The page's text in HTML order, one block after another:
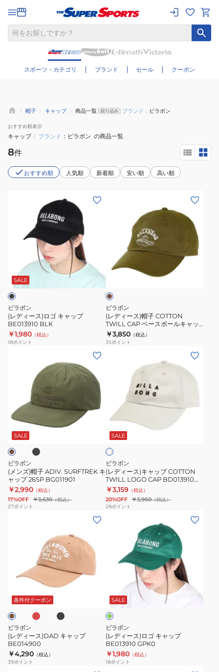
スポーツ・カテゴリ ブランド セール クーポン
さらに絞り込む
帽子 キャップ 商品一覧 絞り込み ブランド： ビラボン
おすすめ順表示
キャップ / ブランド ビラボン の商品一覧
8件
おすすめ順 人気順 新着順 安い順 高い順
キ
ャ
ッ
プ
BE013910
BLK
SALE
ビラボン
(レディース)ロゴ キャップ
BE013910 BLK
￥1,980 （税込）
18ポイント
子
TWILL
CAP
ベ
ー
ス
プ
BD013972
カ
ー
ビラボン
(レディース)帽子 COTTON
TWILL CAP ベースボールキャッ
プ BD013972 AVO
￥3,850 （税込）
35ポイント
ADIV.
SURFTREK
キ
ャ
ッ
プ
26SP
BG011901
SALE
ビラボン
(メンズ)帽子 ADIV. SURFTREK キ
ャップ 26SP BG011901
￥2,990 （税込）
17%OFF ￥3,630（税込）
27ポイント
ャ
ッ
プ
COTTON
TWILL
LOGO
CAP
BD013910
SALE
ホ
ワ
ビラボン
(レディース)キャップ COTTON
TWILL LOGO CAP BD013910
SCS
￥3,159 （税込）
20%OFF ￥3,960（税込）
28ポイント
ッ
プ
BE014900
条件付クーポン
ッ
ビラボン
(レディース)DAD キャップ
BE014900
￥4,290 （税込）
39ポイント
キ
ャ
ッ
プ
BE013910
GPK0
SALE
グ
ー
ビラボン
(レディース)ロゴ キャップ
BE013910 GPK0
￥1,980 （税込）
18ポイント